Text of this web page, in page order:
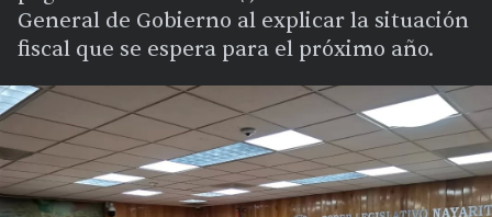
General de Gobierno al explicar la situación
fiscal que se espera para el próximo año.